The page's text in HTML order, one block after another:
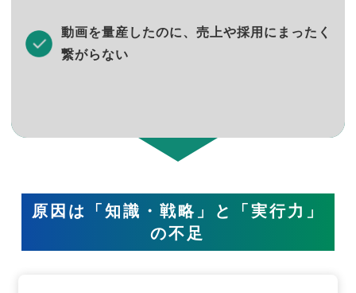
動画を量産したのに、売上や採用にまったく
繋がらない
原因は「知識・戦略」と「実行力」
の不足